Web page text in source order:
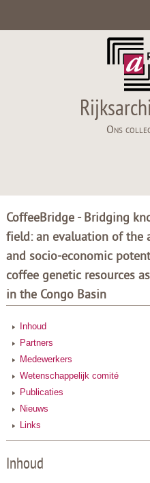
Ons
CoffeeBridge - Bridging
field: an evaluation of the
and socio-economic
coffee genetic resources
in the Congo Basin
Inhoud
Partners
Medewerkers
Wetenschappelijk comité
Publicaties
Nieuws
Links
Inhoud